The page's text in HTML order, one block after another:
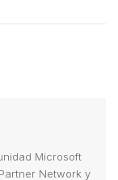
Microsoft
Network y